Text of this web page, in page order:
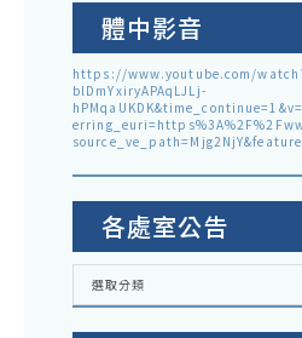
體中影音
https://www.youtube.com/
blDmYxiryAPAqLJLj-
各處室公告
各
室
選取分類